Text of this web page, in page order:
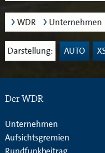
WDR Unternehmen
Darstellung: AUTO
Der WDR
Unternehmen
Aufsichtsgremien